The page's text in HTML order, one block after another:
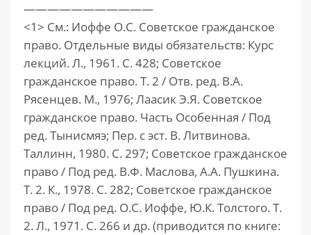
———————————
<1> См.: Иоффе О.С. Советское гражданское
право. Отдельные виды обязательств: Курс
лекций. Л., 1961. С. 428; Советское
гражданское право. Т. 2 / Отв. ред. В.А.
Рясенцев. М., 1976; Лаасик Э.Я. Советское
гражданское право. Часть Особенная / Под
ред. Тынисмяэ; Пер. с эст. В. Литвинова.
Таллинн, 1980. С. 297; Советское гражданское
право / Под ред. В.Ф. Маслова, А.А. Пушкина.
Т. 2. К., 1978. С. 282; Советское гражданское
право / Под ред. О.С. Иоффе, Ю.К. Толстого. Т.
2. Л., 1971. С. 266 и др. (приводится по книге: